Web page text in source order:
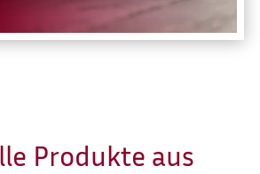
Produkte aus